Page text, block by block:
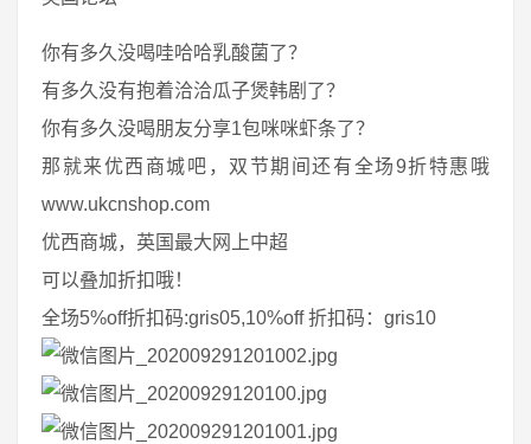
你有多久没喝哇哈哈乳酸菌了？
有多久没有抱着洽洽瓜子煲韩剧了？
你有多久没喝朋友分享1包咪咪虾条了？
那就来优西商城吧，双节期间还有全场9折特惠哦
www.ukcnshop.com
优西商城，英国最大网上中超
可以叠加折扣哦！
全场5%off折扣码:gris05,10%off 折扣码：gris10